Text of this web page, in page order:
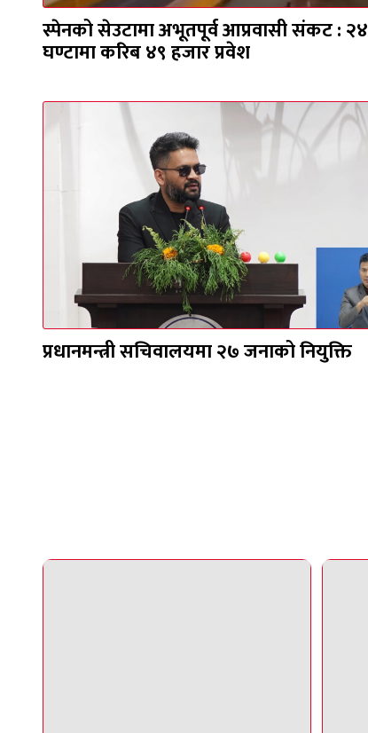
स्पेनको सेउटामा अभूतपूर्व आप्रवासी संकट : २४
घण्टामा करिब ४९ हजार प्रवेश
प्रधानमन्त्री सचिवालयमा २७ जनाको नियुक्ति